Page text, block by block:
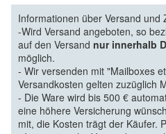
Informationen über Versand und
-Wird Versand angeboten, so
auf den Versand nur innerhalb
möglich.
- Wir versenden mit "Mailboxes
Versandkosten gelten zuzüglich
- Die Ware wird bis 500 €
eine höhere Versicherung
mit, die Kosten trägt der Käufer.